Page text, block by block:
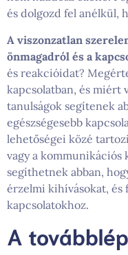
és dolgozd fel anélkül,
A viszonzatlan
önmagadról és a
és reakcióidat?
kapcsolatban, és miért
tanulságok segítenek
egészségesebb
lehetőségei közé
vagy a kommunikációs
segíthetnek abban,
érzelmi kihívásokat, és
kapcsolatokhoz.
A